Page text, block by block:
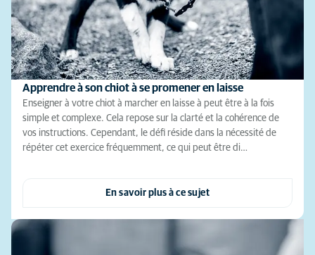
Apprendre à son chiot à se promener en laisse
Enseigner à votre chiot à marcher en laisse à peut être à la fois
simple et complexe. Cela repose sur la clarté et la cohérence de
vos instructions. Cependant, le défi réside dans la nécessité de
répéter cet exercice fréquemment, ce qui peut être di…
En savoir plus à ce sujet